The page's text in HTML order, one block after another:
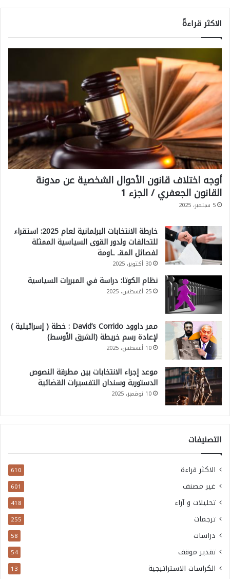
الاكثر قراءةً
أوجه اختلاف قانون الأحوال الشخصية عن مدونة
القانون الجعفري / الجزء 1
5 سبتمبر، 2025
خارطة الانتخابات البرلمانية لعام 2025: استقراء
للتحالفات ولدور القوى السياسية الممثلة
لفصائل المقـ ـاومة
30 أكتوبر، 2025
نظام الكوتا: دراسة في المبررات السياسية
25 أغسطس، 2025
ممر داوود David’s Corrido : خطة ( إسرائيلية )
لإعادة رسم خريطة (الشرق الأوسط)
10 أغسطس، 2025
موعد إجراء الانتخابات بين مطرقة النصوص
الدستورية وسندان التفسيرات القضائية
10 نوفمبر، 2025
التصنيفات
الاكثر قراءة 610
غير مصنف 601
تحليلات و آراء 418
ترجمات 255
دراسات 58
تقدير موقف 54
الكراسات الاستراتيجية 13